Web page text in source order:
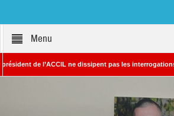
Menu
de l’ACCIL ne dissipent pas les interrogations.